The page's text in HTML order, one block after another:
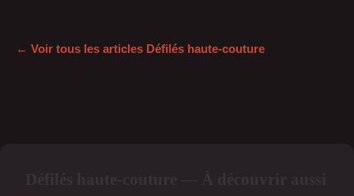
← Voir tous les articles Défilés haute-couture